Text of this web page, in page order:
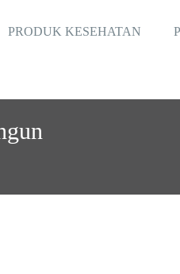
PRODUK KESEHATAN